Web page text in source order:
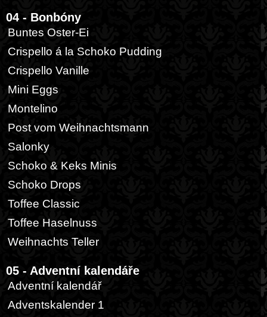
04 - Bonbóny
Buntes Oster-Ei
Crispello á la Schoko Pudding
Crispello Vanille
Mini Eggs
Montelino
Post vom Weihnachtsmann
Salonky
Schoko & Keks Minis
Schoko Drops
Toffee Classic
Toffee Haselnuss
Weihnachts Teller
05 - Adventní kalendáře
Adventní kalendář
Adventskalender 1